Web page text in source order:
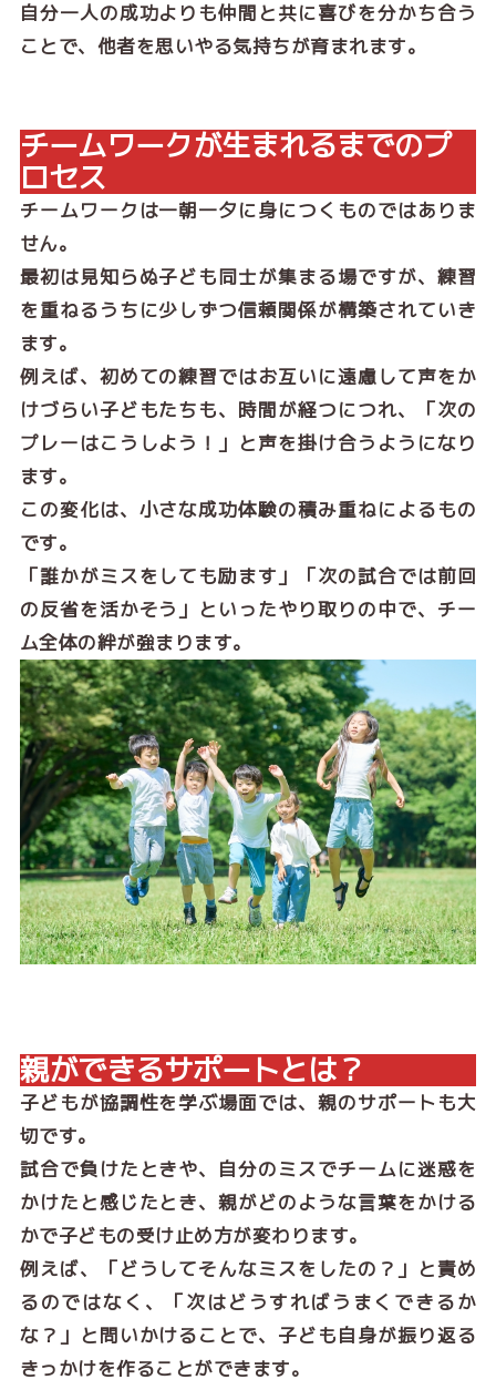
自分一人の成功よりも仲間と共に喜びを分かち合う
ことで、他者を思いやる気持ちが育まれます。
チームワークが生まれるまでのプ
ロセス
チームワークは一朝一夕に身につくものではありま
せん。
最初は見知らぬ子ども同士が集まる場ですが、練習
を重ねるうちに少しずつ信頼関係が構築されていき
ます。
例えば、初めての練習ではお互いに遠慮して声をか
けづらい子どもたちも、時間が経つにつれ、「次の
プレーはこうしよう！」と声を掛け合うようになり
ます。
この変化は、小さな成功体験の積み重ねによるもの
です。
「誰かがミスをしても励ます」「次の試合では前回
の反省を活かそう」といったやり取りの中で、チー
ム全体の絆が強まります。
親ができるサポートとは？
子どもが協調性を学ぶ場面では、親のサポートも大
切です。
試合で負けたときや、自分のミスでチームに迷惑を
かけたと感じたとき、親がどのような言葉をかける
かで子どもの受け止め方が変わります。
例えば、「どうしてそんなミスをしたの？」と責め
るのではなく、「次はどうすればうまくできるか
な？」と問いかけることで、子ども自身が振り返る
きっかけを作ることができます。